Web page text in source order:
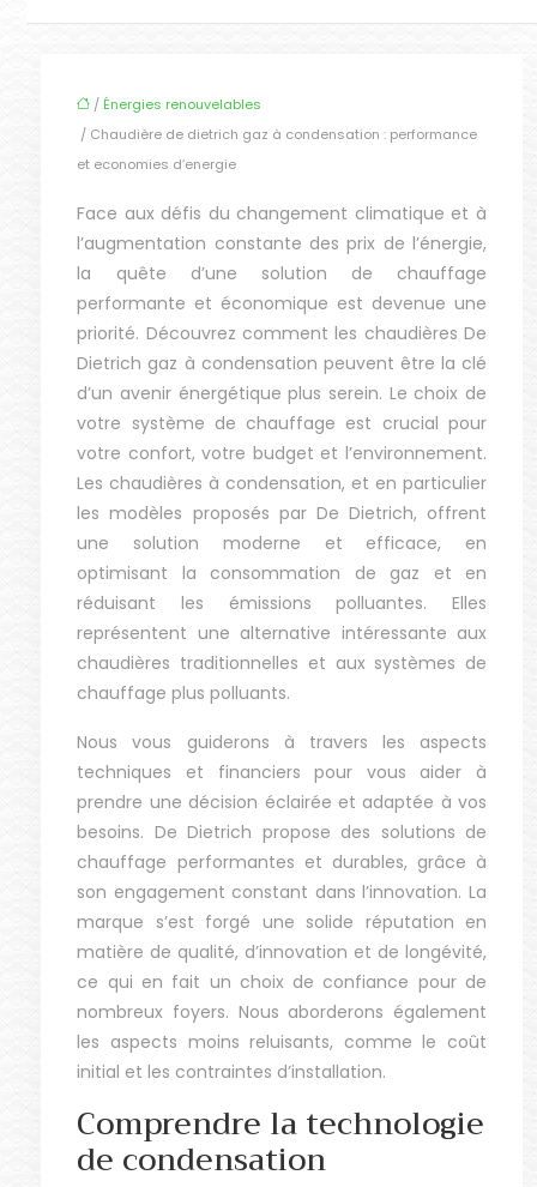
/ Énergies renouvelables
/ Chaudière de dietrich gaz à condensation : performance
et economies d’energie
Face aux défis du changement climatique et à
l’augmentation constante des prix de l’énergie,
la quête d’une solution de chauffage
performante et économique est devenue une
priorité. Découvrez comment les chaudières De
Dietrich gaz à condensation peuvent être la clé
d’un avenir énergétique plus serein. Le choix de
votre système de chauffage est crucial pour
votre confort, votre budget et l’environnement.
Les chaudières à condensation, et en particulier
les modèles proposés par De Dietrich, offrent
une solution moderne et efficace, en
optimisant la consommation de gaz et en
réduisant les émissions polluantes. Elles
représentent une alternative intéressante aux
chaudières traditionnelles et aux systèmes de
chauffage plus polluants.
Nous vous guiderons à travers les aspects
techniques et financiers pour vous aider à
prendre une décision éclairée et adaptée à vos
besoins. De Dietrich propose des solutions de
chauffage performantes et durables, grâce à
son engagement constant dans l’innovation. La
marque s’est forgé une solide réputation en
matière de qualité, d’innovation et de longévité,
ce qui en fait un choix de confiance pour de
nombreux foyers. Nous aborderons également
les aspects moins reluisants, comme le coût
initial et les contraintes d’installation.
Comprendre la technologie
de condensation